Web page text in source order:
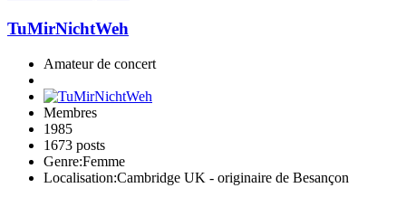
TuMirNichtWeh
Amateur de concert
Membres
1985
1673 posts
Genre:Femme
Localisation:Cambridge UK - originaire de Besançon